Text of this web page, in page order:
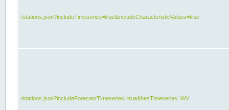
/stations.json?includeTimeseries=true&includeCharacteristicValues=true
/stations.json?includeForecastTimeseries=true&hasTimeseries=WV